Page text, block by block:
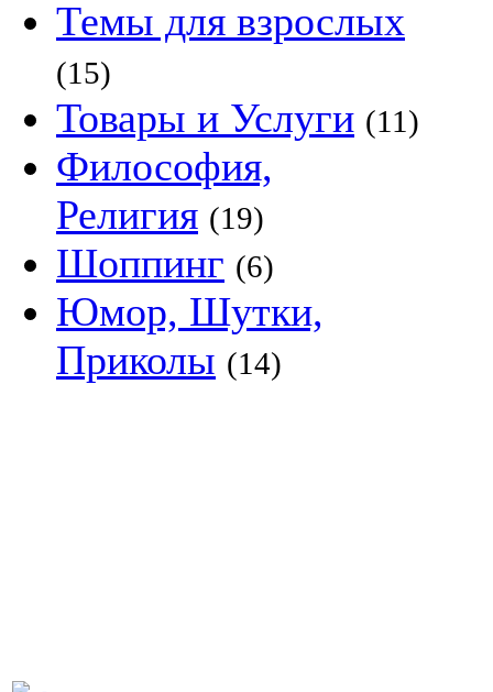
Темы для взрослых
(15)
Товары и Услуги (11)
Философия,
Религия (19)
Шоппинг (6)
Юмор, Шутки,
Приколы (14)